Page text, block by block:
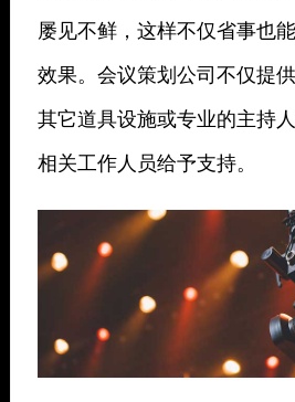
屡见不鲜，这样不仅省事也
效果。会议策划公司不仅提
其它道具设施或专业的主持
相关工作人员给予支持。